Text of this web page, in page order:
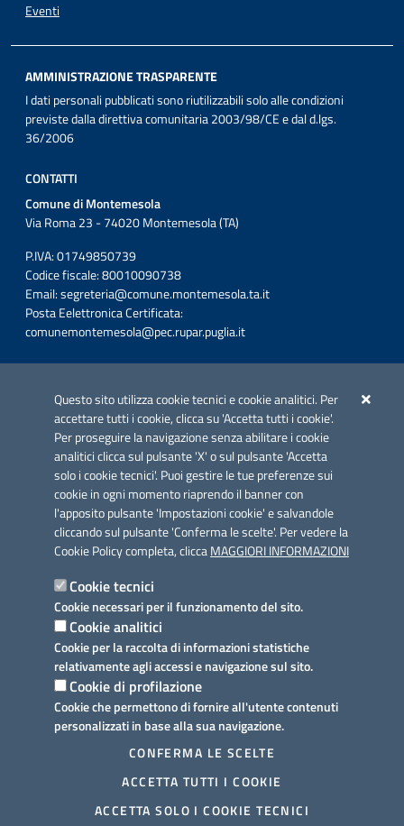
Questo sito utilizza cookie tecnici e cookie analitici. Per
accettare tutti i cookie, clicca su 'Accetta tutti i cookie'.
Per proseguire la navigazione senza abilitare i cookie
analitici clicca sul pulsante 'X' o sul pulsante 'Accetta
solo i cookie tecnici'. Puoi gestire le tue preferenze sui
cookie in ogni momento riaprendo il banner con
l'apposito pulsante 'Impostazioni cookie' e salvandole
cliccando sul pulsante 'Conferma le scelte'. Per vedere la
Cookie Policy completa, cliccaMAGGIORI INFORMAZIONI
Cookie tecnici
Cookie necessari per il funzionamento del sito.
Cookie analitici
Cookie per la raccolta di informazioni statistiche
relativamente agli accessi e navigazione sul sito.
Cookie di profilazione
Cookie che permettono di fornire all'utente contenuti
personalizzati in base alla sua navigazione.
CONFERMA LE SCELTE
ACCETTA TUTTI I COOKIE
ACCETTA SOLO I COOKIE TECNICI
Eventi
AMMINISTRAZIONE TRASPARENTE
I dati personali pubblicati sono riutilizzabili solo alle condizioni
previste dalla direttiva comunitaria 2003/98/CE e dal d.lgs.
36/2006
CONTATTI
Comune di Montemesola
Via Roma 23 - 74020 Montemesola (TA)
P.IVA: 01749850739
Codice fiscale: 80010090738
Email:segreteria@comune.montemesola.ta.it
Posta Eelettronica Certificata:
comunemontemesola@pec.rupar.puglia.it
Azione 2.3.
Link utili
Informativa privacy
Dichiarazione di accessibilità
Note legali
Domande frequenti
Richiesta assistenza
Prenotazione appuntamento
Segnalazione disservizio
Mappa del sito